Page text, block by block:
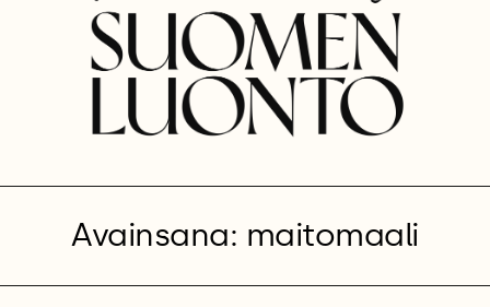
Avainsana: maitomaali